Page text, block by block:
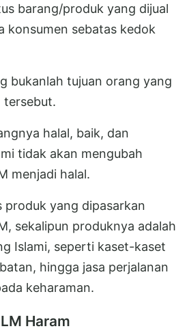
barang/produk yang dijual
konsumen sebatas kedok
bukanlah tujuan orang yang
tersebut.
halal, baik, dan
tidak akan mengubah
menjadi halal.
produk yang dipasarkan
sekalipun produknya adalah
Islami, seperti kaset-kaset
hingga jasa perjalanan
keharaman.
Haram